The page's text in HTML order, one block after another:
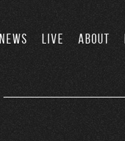
NEWS LIVE ABOUT